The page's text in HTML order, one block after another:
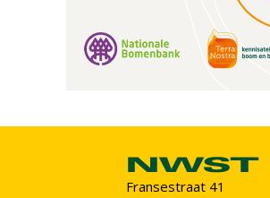
Fransestraat 41